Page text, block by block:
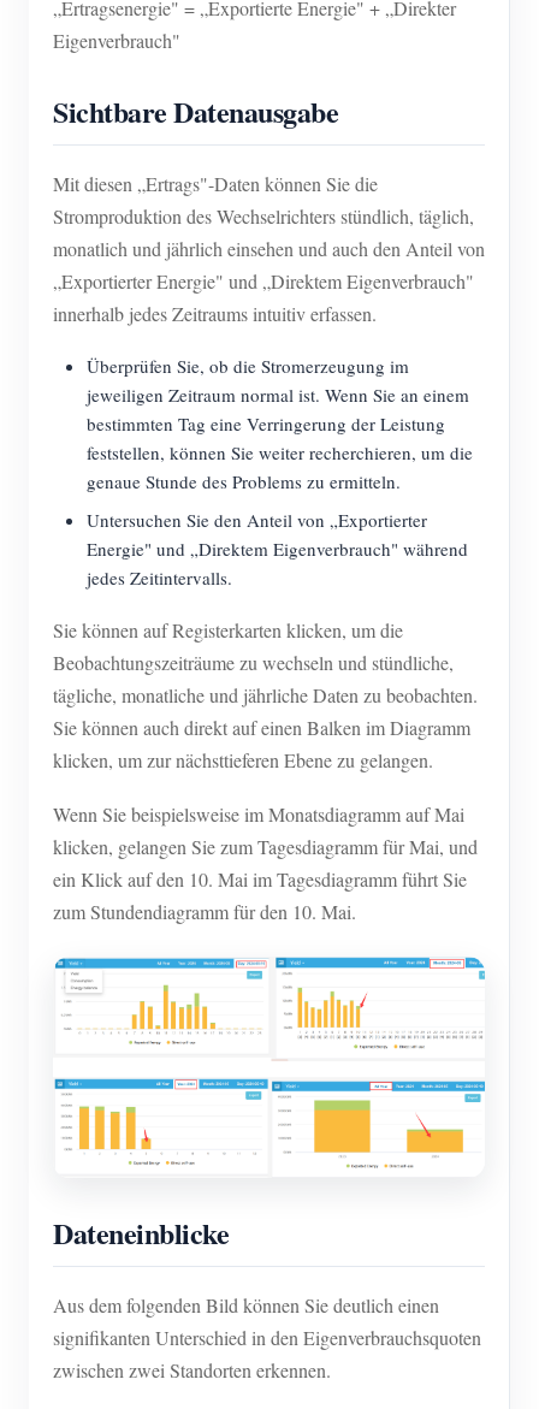
„Ertragsenergie" = „Exportierte Energie" + „Direkter
Eigenverbrauch"
Sichtbare Datenausgabe
Mit diesen „Ertrags"-Daten können Sie die
Stromproduktion des Wechselrichters stündlich, täglich,
monatlich und jährlich einsehen und auch den Anteil von
„Exportierter Energie" und „Direktem Eigenverbrauch"
innerhalb jedes Zeitraums intuitiv erfassen.
Überprüfen Sie, ob die Stromerzeugung im
jeweiligen Zeitraum normal ist. Wenn Sie an einem
bestimmten Tag eine Verringerung der Leistung
feststellen, können Sie weiter recherchieren, um die
genaue Stunde des Problems zu ermitteln.
Untersuchen Sie den Anteil von „Exportierter
Energie" und „Direktem Eigenverbrauch" während
jedes Zeitintervalls.
Sie können auf Registerkarten klicken, um die
Beobachtungszeiträume zu wechseln und stündliche,
tägliche, monatliche und jährliche Daten zu beobachten.
Sie können auch direkt auf einen Balken im Diagramm
klicken, um zur nächsttieferen Ebene zu gelangen.
Wenn Sie beispielsweise im Monatsdiagramm auf Mai
klicken, gelangen Sie zum Tagesdiagramm für Mai, und
ein Klick auf den 10. Mai im Tagesdiagramm führt Sie
zum Stundendiagramm für den 10. Mai.
Dateneinblicke
Aus dem folgenden Bild können Sie deutlich einen
signifikanten Unterschied in den Eigenverbrauchsquoten
zwischen zwei Standorten erkennen.